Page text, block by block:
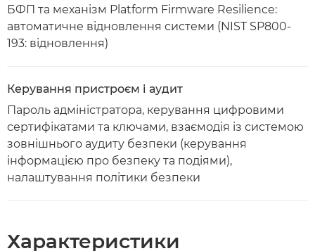
БФП та механізм Platform Firmware Resilience:
автоматичне відновлення системи (NIST SP800-
193: відновлення)
Керування пристроєм і аудит
Пароль адміністратора, керування цифровими
сертифікатами та ключами, взаємодія із системою
зовнішнього аудиту безпеки (керування
інформацією про безпеку та подіями),
налаштування політики безпеки
Характеристики